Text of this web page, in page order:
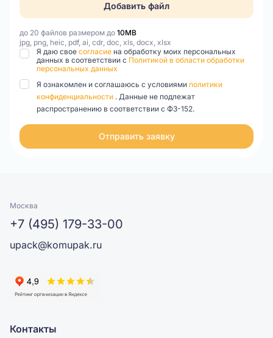
Добавить файл
до 20 файлов размером до 10MB
jpg, png, heic, pdf, ai, cdr, doc, xls, docx, xlsx
Я даю свое согласие на обработку моих персональных
данных в соответствии с Политикой в области обработки
персональных данных
Я ознакомлен и соглашаюсь с условиями политики
конфиденциальности . Данные не подлежат
распространению в соответствии с ФЗ-152.
Отправить заявку
Москва
+7 (495) 179-33-00
upack@komupak.ru
Контакты